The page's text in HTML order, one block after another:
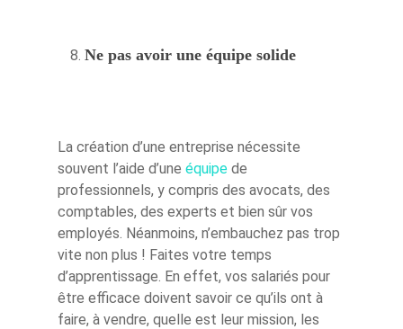
Ne pas avoir une équipe solide
La création d’une entreprise nécessite
souvent l’aide d’une équipe de
professionnels, y compris des avocats, des
comptables, des experts et bien sûr vos
employés. Néanmoins, n’embauchez pas trop
vite non plus ! Faites votre temps
d’apprentissage. En effet, vos salariés pour
être efficace doivent savoir ce qu’ils ont à
faire, à vendre, quelle est leur mission, les